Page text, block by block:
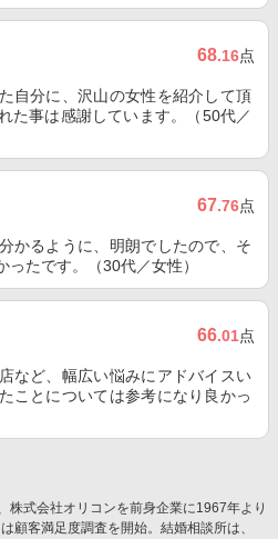
68.16点
自分に、沢山の女性を紹介して頂
た事は感謝しています。（50代／
67.76点
かるように、明朗でしたので、そ
たです。（30代／女性）
66.01点
など、幅広い悩みにアドバイスい
ことについては参考になり良かっ
株式会社オリコンを前身企業に1967年より
顧客満足度調査を開始。結婚相談所は、